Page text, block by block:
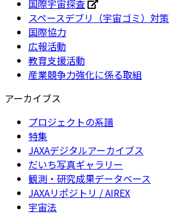
国際宇宙探査
スペースデブリ（宇宙ゴミ）対策
国際協力
広報活動
教育支援活動
産業競争力強化に係る取組
アーカイブス
プロジェクトの系譜
特集
JAXAデジタルアーカイブス
だいち写真ギャラリー
観測・研究成果データベース
JAXAリポジトリ / AIREX
宇宙法